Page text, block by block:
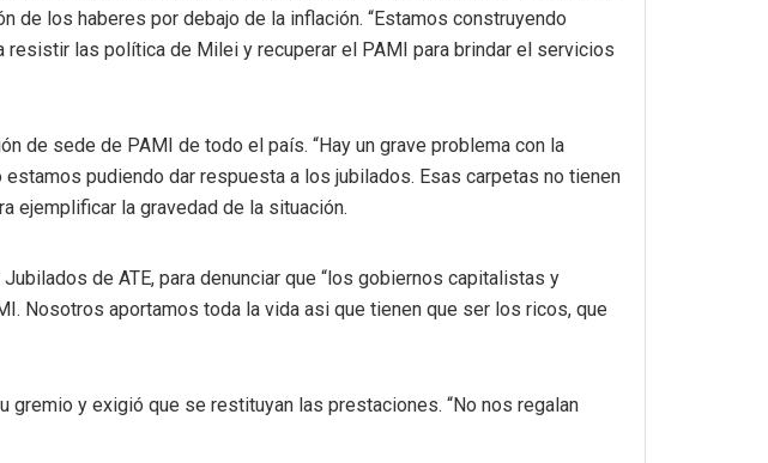
de los haberes por debajo de la inflación. “Estamos construyendo
las política de Milei y recuperar el PAMI para brindar el servicios
de sede de PAMI de todo el país. “Hay un grave problema con la
pudiendo dar respuesta a los jubilados. Esas carpetas no tienen
ejemplificar la gravedad de la situación.
de ATE, para denunciar que “los gobiernos capitalistas y
Nosotros aportamos toda la vida asi que tienen que ser los ricos, que
y exigió que se restituyan las prestaciones. “No nos regalan